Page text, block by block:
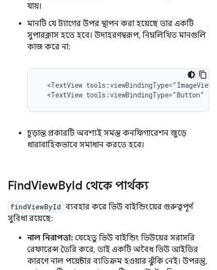
যায়।
মানটি যে ট্যাগের উপর স্থাপন করা হয়েছে তার একটি
সুপারক্লাস হতে হবে। উদাহরণস্বরূপ, নিম্নলিখিত মানগুলি
কাজ করে না:
<TextView tools:viewBindingType="ImageView"
<TextView tools:viewBindingType="Button"
চূড়ান্ত প্রকারটি অবশ্যই সমস্ত কনফিগারেশন জুড়ে
ধারাবাহিকভাবে সমাধান করতে হবে।
FindViewById থেকে পার্থক্য
findViewById ব্যবহার করে ভিউ বাইন্ডিংয়ের গুরুত্বপূর্ণ
সুবিধা রয়েছে:
নাল নিরাপত্তা: যেহেতু ভিউ বাইন্ডিং ভিউয়ের সরাসরি
রেফারেন্স তৈরি করে, তাই একটি অবৈধ ভিউ আইডির
কারণে নাল পয়েন্টার ব্যতিক্রম হওয়ার ঝুঁকি নেই। উপরন্তু,